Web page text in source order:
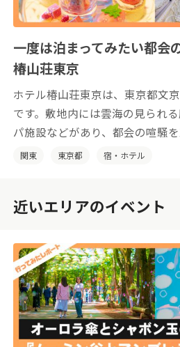
一度は泊まってみたい都会
椿山荘東京
ホテル椿山荘東京は、東京都文
です。敷地内には雲海の見られ
パ施設などがあり、都会の喧騒
時間をお過ごしいただけます。
関東 東京都 宿・ホテル
近いエリアのイベント